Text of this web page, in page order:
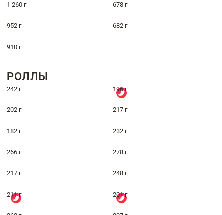
1 260 г 678 г
952 г 682 г
910 г
РОЛЛЫ
242 г 196 г
202 г 217 г
182 г 232 г
266 г 278 г
217 г 248 г
211 г 201 г